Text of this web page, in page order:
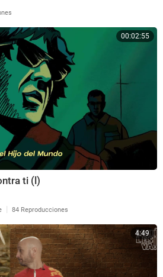
00:02:55
ti (l)
| 84 Reproducciones
4:49